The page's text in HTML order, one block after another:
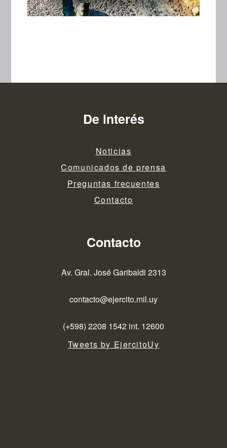
De interés
Noticias
Comunicados de prensa
Preguntas frecuentes
Contacto
Contacto
Av. Gral. José Garibaldi 2313
contacto@ejercito.mil.uy
(+598) 2208 1542 int. 12600
Tweets by EjercitoUy